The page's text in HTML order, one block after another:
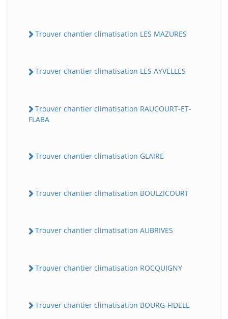
Trouver chantier climatisation LES MAZURES
Trouver chantier climatisation LES AYVELLES
Trouver chantier climatisation RAUCOURT-ET-
FLABA
Trouver chantier climatisation GLAIRE
Trouver chantier climatisation BOULZICOURT
Trouver chantier climatisation AUBRIVES
Trouver chantier climatisation ROCQUIGNY
Trouver chantier climatisation BOURG-FIDELE